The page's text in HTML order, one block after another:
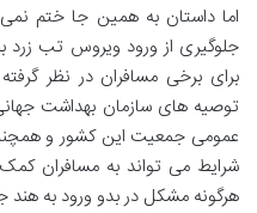
اما داستان به همین جا ختم
جلوگیری از ورود ویروس تب زرد
برای برخی مسافران در نظر
عمومی جمعیت این کشور و
شرایط می تواند به مسافران کمک
هرگونه مشکل در بدو ورود به هند